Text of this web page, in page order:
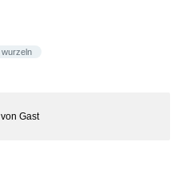
wurzeln
von Gast